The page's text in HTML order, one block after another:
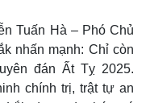
Tuấn Hà – Phó Chủ
nhấn mạnh: Chỉ còn
đán Ất Tỵ 2025.
chính trị, trật tự an